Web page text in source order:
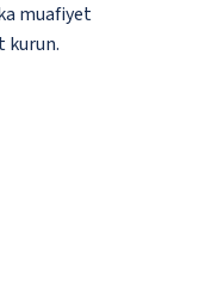
muafiyet
kurun.